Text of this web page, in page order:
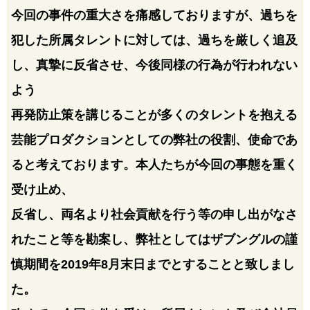
今回の事件の重大さを痛感しておりますが、過ちを
犯した所属タレントに対しては、過ちを厳しく追及
し、真摯に反省させ、今後同様の行為が行われない
よう
再発防止策を講じることが多くのタレントを抱える
芸能プロダクションとしての弊社の役割、使命であ
ると考えております。本人たちが今回の事態を重く
受け止め、
反省し、両名より社会貢献を行う等の申し出がなさ
れたこと等を勘案し、弊社としてはザブングルの謹
慎期間を2019年8月末日までとすることと致しまし
た。